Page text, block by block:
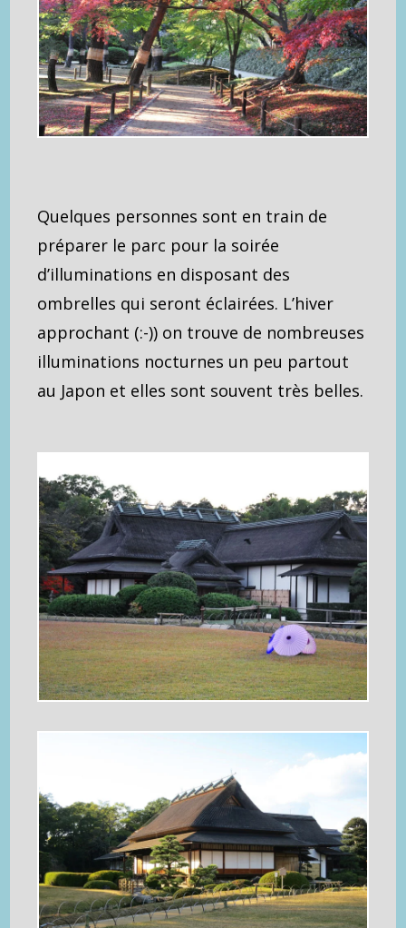
Quelques personnes sont en train de
préparer le parc pour la soirée
d’illuminations en disposant des
ombrelles qui seront éclairées. L’hiver
approchant (:-)) on trouve de nombreuses
illuminations nocturnes un peu partout
au Japon et elles sont souvent très belles.